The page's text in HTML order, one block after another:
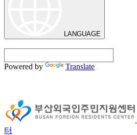
LANGUAGE
Powered by Translate
터